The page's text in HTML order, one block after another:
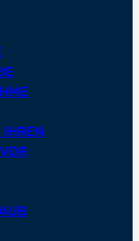
IHREN